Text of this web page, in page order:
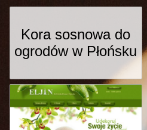
Kora sosnowa do
ogrodów w Płońsku